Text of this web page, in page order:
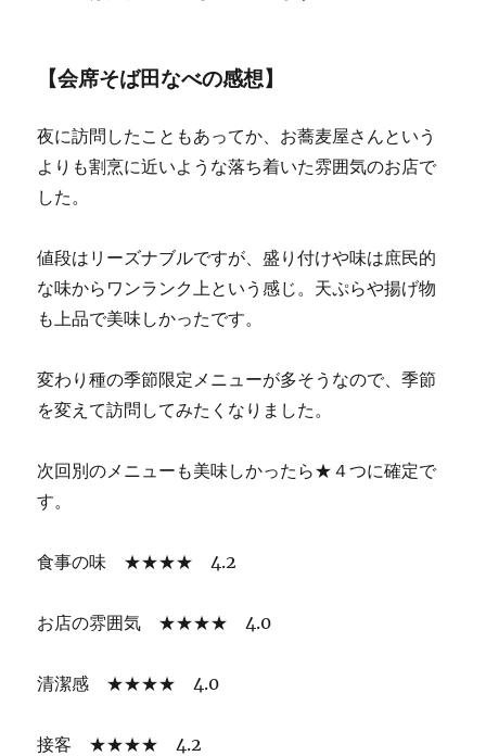
【会席そば田なべの感想】
夜に訪問したこともあってか、お蕎麦屋さんという
よりも割烹に近いような落ち着いた雰囲気のお店で
した。
値段はリーズナブルですが、盛り付けや味は庶民的
な味からワンランク上という感じ。天ぷらや揚げ物
も上品で美味しかったです。
変わり種の季節限定メニューが多そうなので、季節
を変えて訪問してみたくなりました。
次回別のメニューも美味しかったら★４つに確定で
す。
食事の味 ★★★★ 4.2
お店の雰囲気 ★★★★ 4.0
清潔感 ★★★★ 4.0
接客 ★★★★ 4.2